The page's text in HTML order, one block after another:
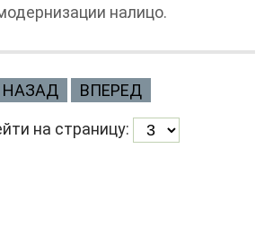
налицо.
НАЗАД ВПЕРЕД
на страницу: